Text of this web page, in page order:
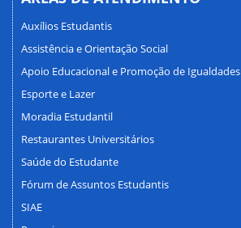
Auxílios Estudantis
Assistência e Orientação Social
Apoio Educacional e Promoção de Igualdades
Esporte e Lazer
Moradia Estudantil
Restaurantes Universitários
Saúde do Estudante
Fórum de Assuntos Estudantis
SIAE